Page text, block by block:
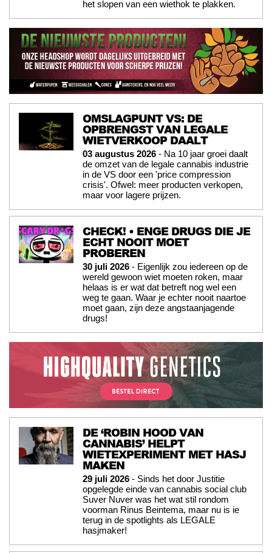
het slopen van een wiethok te plakken.
OMSLAGPUNT VS: DE
OPBRENGST VAN LEGALE
WIETVERKOOP DAALT
03 augustus 2026 - Na 10 jaar groei daalt
de omzet van de legale cannabis industrie
in de VS door een 'price compression
crisis'. Ofwel: meer producten verkopen,
maar voor lagere prijzen.
CHECK! • ENGE DRUGS DIE JE
ECHT NOOIT MOET
PROBEREN
30 juli 2026 - Eigenlijk zou iedereen op de
wereld gewoon wiet moeten roken, maar
helaas is er wat dat betreft nog wel een
weg te gaan. Waar je echter nooit naartoe
moet gaan, zijn deze angstaanjagende
drugs!
DE ‘ROBIN HOOD VAN
CANNABIS’ HELPT
WIETEXPERIMENT MET HASJ
MAKEN
29 juli 2026 - Sinds het door Justitie
opgelegde einde van cannabis social club
Suver Nuver was het wat stil rondom
voorman Rinus Beintema, maar nu is ie
terug in de spotlights als LEGALE
hasjmaker!